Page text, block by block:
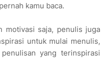
kamu baca.
motivasi saja, penulis juga
untuk mulai menulis,
yang terinspirasi